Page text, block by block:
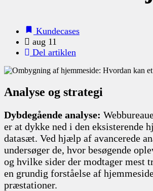
Kundecases
aug 11
Del artiklen
Analyse og strategi
Dybdegående analyse:
er at dykke ned i den eksisterende
datasæt. Ved hjælp af avancerede
undersøger de, hvor besøgende
og hvilke sider der modtager mest
en grundig forståelse af
præstationer.